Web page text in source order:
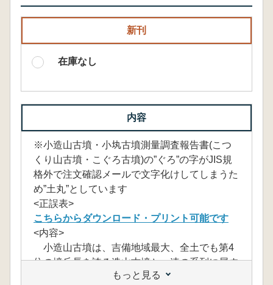
新刊
在庫なし
内容
※小造山古墳・小𡉕古墳測量調査報告書(こつ
くり山古墳・こぐろ古墳)の”ぐろ”の字がJIS規
格外で注文確認メールで文字化けしてしまうた
め”土丸”としています
<正誤表>
こちらからダウンロード・プリント可能です
<内容>
小造山古墳は、吉備地域最大、全土でも第4
位の墳丘長を誇る造山古墳と一連の系列に属す
るとされるが、それとの年代上の新古について
もっと見る